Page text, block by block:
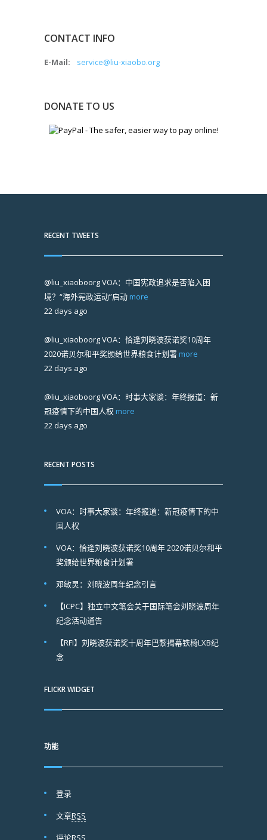
CONTACT INFO
E-Mail: service@liu-xiaobo.org
DONATE TO US
RECENT TWEETS
@liu_xiaoboorgVOA：中国宪政追求是否陷入困
境？“海外宪政运动”启动 more
22 days ago
@liu_xiaoboorgVOA：恰逢刘晓波获诺奖10周年
2020诺贝尔和平奖颁给世界粮食计划署 more
22 days ago
@liu_xiaoboorgVOA：时事大家谈：年终报道：新
冠疫情下的中国人权 more
22 days ago
RECENT POSTS
VOA：时事大家谈：年终报道：新冠疫情下的中
国人权
VOA：恰逢刘晓波获诺奖10周年 2020诺贝尔和平
奖颁给世界粮食计划署
邓敏灵：刘晓波周年纪念引言
【ICPC】独立中文笔会关于国际笔会刘晓波周年
纪念活动通告
【RFI】刘晓波获诺奖十周年巴黎揭幕铁椅LXB纪
念
FLICKR WIDGET
功能
登录
文章RSS
评论RSS